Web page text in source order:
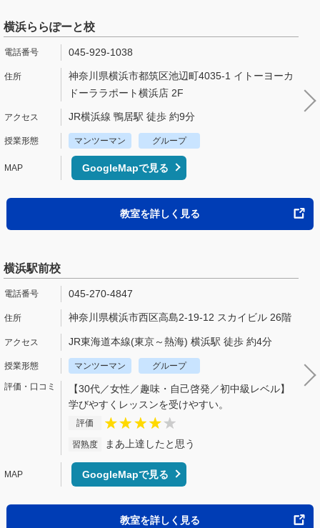
横浜ららぽーと校
045-929-1038
神奈川県横浜市都筑区池辺町4035-1 イトーヨーカ
ドーララポート横浜店 2F
JR横浜線 鴨居駅 徒歩 約9分
マンツーマン グループ
GoogleMapで見る
教室を詳しく見る
横浜駅前校
045-270-4847
神奈川県横浜市西区高島2-19-12 スカイビル 26階
JR東海道本線(東京～熱海) 横浜駅 徒歩 約4分
マンツーマン グループ
【30代／女性／趣味・自己啓発／初中級レベル】
学びやすくレッスンを受けやすい。
評価
習熟度 まあ上達したと思う
GoogleMapで見る
教室を詳しく見る